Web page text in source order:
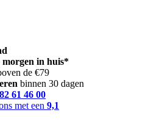
morgen in huis*
de €79
binnen 30 dagen
61 46 00
met een 9,1